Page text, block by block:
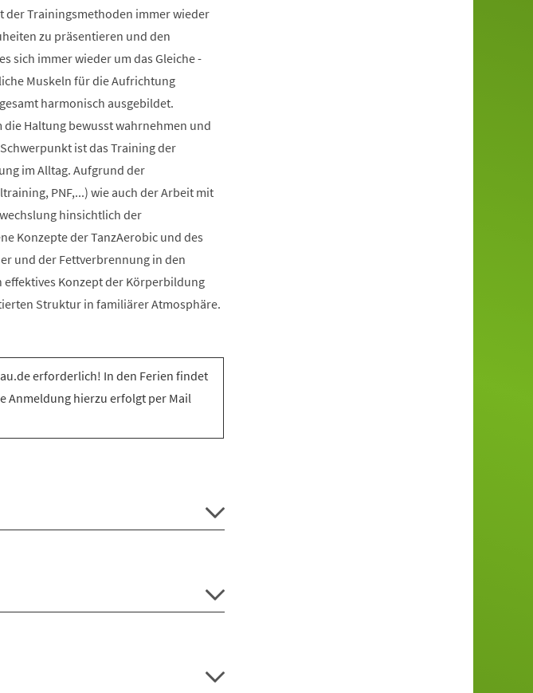
der Trainingsmethoden immer wieder
zu präsentieren und den
sich immer wieder um das Gleiche -
Muskeln für die Aufrichtung
harmonisch ausgebildet.
Haltung bewusst wahrnehmen und
ist das Training der
im Alltag. Aufgrund der
PNF,...) wie auch der Arbeit mit
hinsichtlich der
Konzepte der TanzAerobic und des
und der Fettverbrennung in den
Konzept der Körperbildung
Struktur in familiärer Atmosphäre.
erforderlich! In den Ferien findet
Anmeldung hierzu erfolgt per Mail